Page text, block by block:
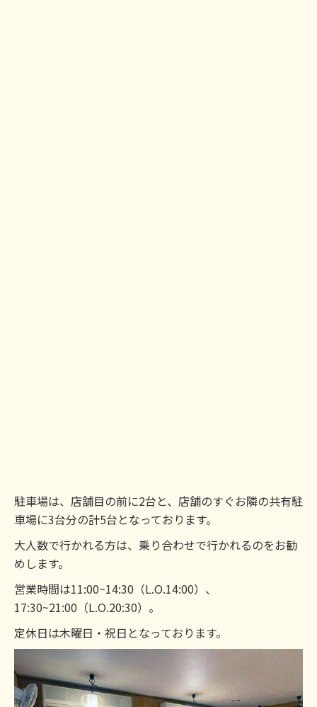
駐車場は、店舗目の前に2台と、店舗のすぐお隣の共有駐
車場に3台分の計5台となっております。
大人数で行かれる方は、乗り合わせで行かれるのをお勧
めします。
営業時間は11:00~14:30（L.O.14:00）、
17:30~21:00（L.O.20:30）。
定休日は木曜日・祝日となっております。